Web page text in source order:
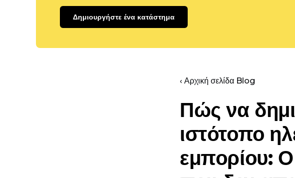
Δημιουργήστε ένα κατάστημα
‹ Αρχική σελίδα Blog
Πώς να
ιστότοπο
εμπορίου: